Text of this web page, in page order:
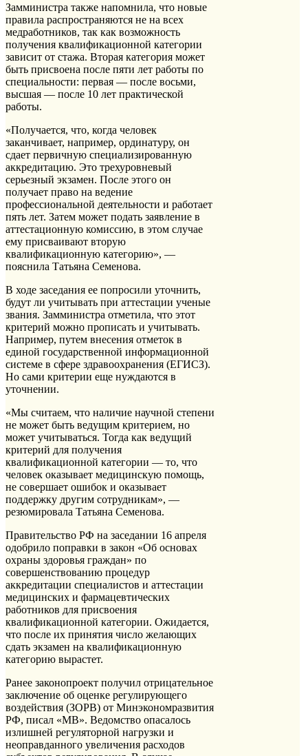
Замминистра также напомнила, что новые
правила распространяются не на всех
медработников, так как возможность
получения квалификационной категории
зависит от стажа. Вторая категория может
быть присвоена после пяти лет работы по
специальности: первая — после восьми,
высшая — после 10 лет практической
работы.
«Получается, что, когда человек
заканчивает, например, ординатуру, он
сдает первичную специализированную
аккредитацию. Это трехуровневый
серьезный экзамен. После этого он
получает право на ведение
профессиональной деятельности и работает
пять лет. Затем может подать заявление в
аттестационную комиссию, в этом случае
ему присваивают вторую
квалификационную категорию», —
пояснила Татьяна Семенова.
В ходе заседания ее попросили уточнить,
будут ли учитывать при аттестации ученые
звания. Замминистра отметила, что этот
критерий можно прописать и учитывать.
Например, путем внесения отметок в
единой государственной информационной
системе в сфере здравоохранения (ЕГИСЗ).
Но сами критерии еще нуждаются в
уточнении.
«Мы считаем, что наличие научной степени
не может быть ведущим критерием, но
может учитываться. Тогда как ведущий
критерий для получения
квалификационной категории — то, что
человек оказывает медицинскую помощь,
не совершает ошибок и оказывает
поддержку другим сотрудникам», —
резюмировала Татьяна Семенова.
Правительство РФ на заседании 16 апреля
одобрило поправки в закон «Об основах
охраны здоровья граждан» по
совершенствованию процедур
аккредитации специалистов и аттестации
медицинских и фармацевтических
работников для присвоения
квалификационной категории. Ожидается,
что после их принятия число желающих
сдать экзамен на квалификационную
категорию вырастет.
Ранее законопроект получил отрицательное
заключение об оценке регулирующего
воздействия (ЗОРВ) от Минэкономразвития
РФ, писал «МВ». Ведомство опасалось
излишней регуляторной нагрузки и
неоправданного увеличения расходов